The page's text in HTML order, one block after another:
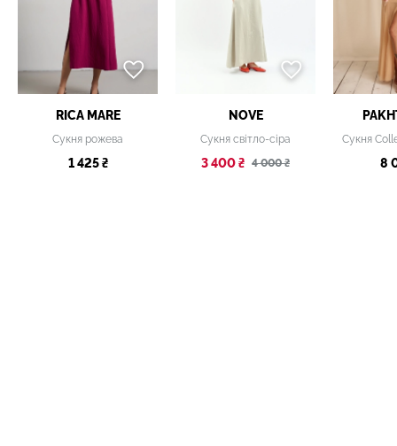
RICA MARE
Сукня рожева
1 425 ₴
NOVE
Сукня світло-сіра
3 400 ₴ 4 000 ₴ 8